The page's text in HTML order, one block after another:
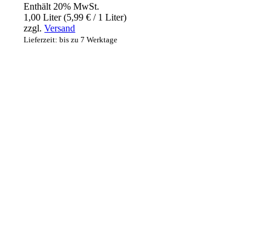
Enthält 20% MwSt.
1,00 Liter (5,99€ / 1 Liter)
zzgl.Versand
Lieferzeit: bis zu 7 Werktage